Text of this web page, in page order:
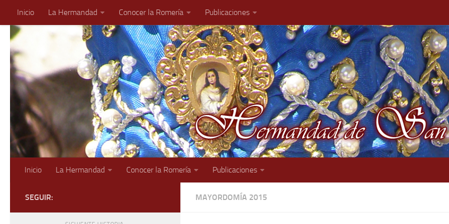
Saltar al contenido
Inicio La Hermandad Conocer la Romería Publicaciones
Inicio La Hermandad Conocer la Romería Publicaciones
MAYORDOMÍA 2015
SEGUIR: